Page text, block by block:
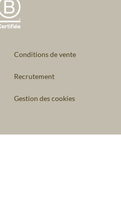
Conditions de vente
Recrutement
Gestion des cookies